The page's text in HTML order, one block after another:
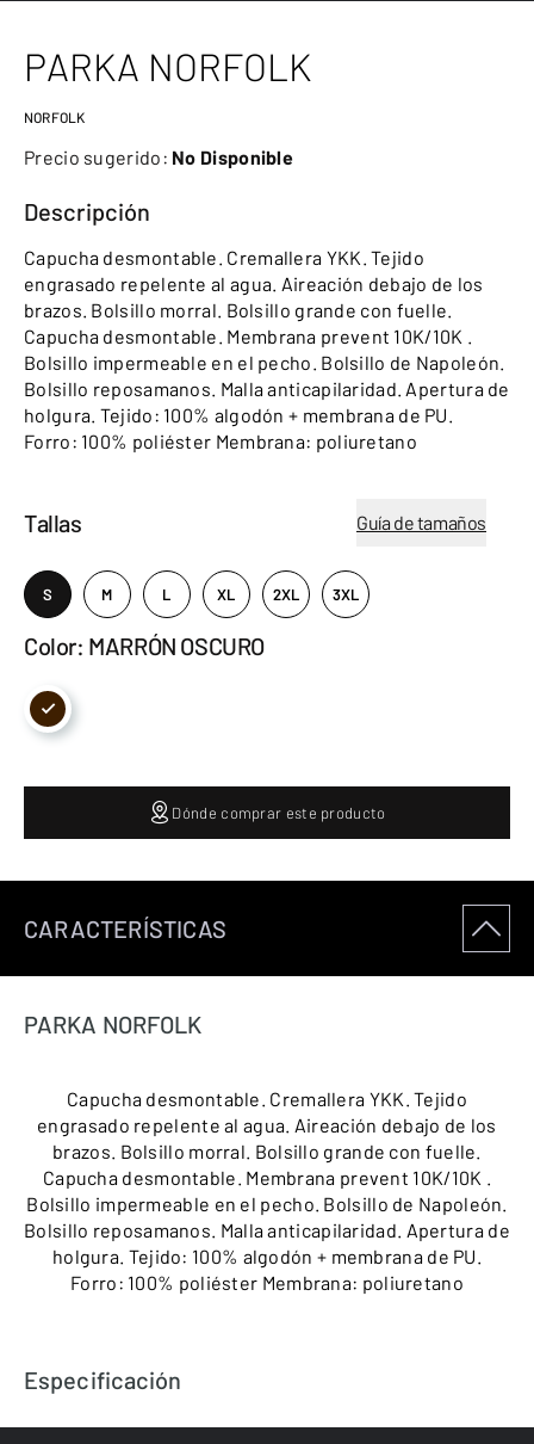
PARKA NORFOLK
NORFOLK
Precio sugerido: No Disponible
Descripción
Capucha desmontable. Cremallera YKK. Tejido
engrasado repelente al agua. Aireación debajo de los
brazos. Bolsillo morral. Bolsillo grande con fuelle.
Capucha desmontable. Membrana prevent 10K/10K .
Bolsillo impermeable en el pecho. Bolsillo de Napoleón.
Bolsillo reposamanos. Malla anticapilaridad. Apertura de
holgura. Tejido: 100% algodón + membrana de PU.
Forro: 100% poliéster Membrana: poliuretano
Tallas Guía de tamaños
S M L XL 2XL 3XL
Color: MARRÓN OSCURO
Dónde comprar este producto
CARACTERÍSTICAS
PARKA NORFOLK
Capucha desmontable. Cremallera YKK. Tejido
engrasado repelente al agua. Aireación debajo de los
brazos. Bolsillo morral. Bolsillo grande con fuelle.
Capucha desmontable. Membrana prevent 10K/10K .
Bolsillo impermeable en el pecho. Bolsillo de Napoleón.
Bolsillo reposamanos. Malla anticapilaridad. Apertura de
holgura. Tejido: 100% algodón + membrana de PU.
Forro: 100% poliéster Membrana: poliuretano
Especificación